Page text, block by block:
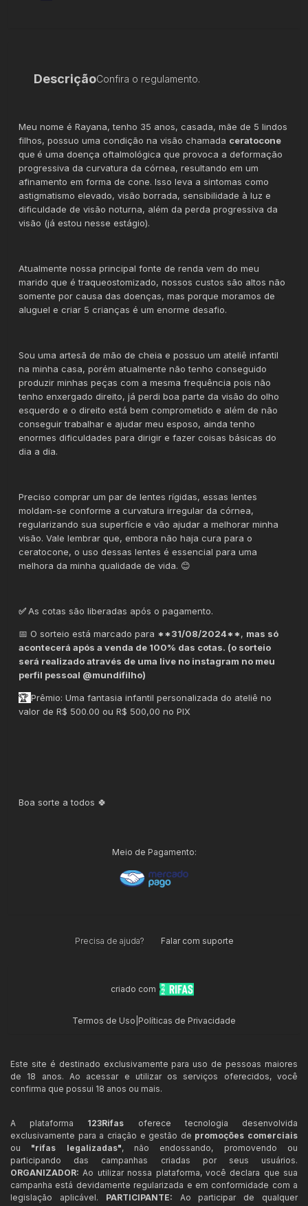
DescriçãoConfira o regulamento.
Meu nome é Rayana, tenho 35 anos, casada, mãe de 5 lindos
filhos, possuo uma condição na visão chamada ceratocone
que é uma doença oftalmológica que provoca a deformação
progressiva da curvatura da córnea, resultando em um
afinamento em forma de cone. Isso leva a sintomas como
astigmatismo elevado, visão borrada, sensibilidade à luz e
dificuldade de visão noturna, além da perda progressiva da
visão (já estou nesse estágio).
Atualmente nossa principal fonte de renda vem do meu
marido que é traqueostomizado, nossos custos são altos não
somente por causa das doenças, mas porque moramos de
aluguel e criar 5 crianças é um enorme desafio.
Sou uma artesã de mão de cheia e possuo um ateliê infantil
na minha casa, porém atualmente não tenho conseguido
produzir minhas peças com a mesma frequência pois não
tenho enxergado direito, já perdi boa parte da visão do olho
esquerdo e o direito está bem comprometido e além de não
conseguir trabalhar e ajudar meu esposo, ainda tenho
enormes dificuldades para dirigir e fazer coisas básicas do
dia a dia.
Preciso comprar um par de lentes rígidas, essas lentes
moldam-se conforme a curvatura irregular da córnea,
regularizando sua superfície e vão ajudar a melhorar minha
visão. Vale lembrar que, embora não haja cura para o
ceratocone, o uso dessas lentes é essencial para uma
melhora da minha qualidade de vida. 😊
✅As cotas são liberadas após o pagamento.
📅 O sorteio está marcado para **31/08/2024**, mas só
acontecerá após a venda de 100% das cotas. (o sorteio
será realizado através de uma live no instagram no meu
perfil pessoal @mundifilho)
🏆Prêmio: Uma fantasia infantil personalizada do ateliê no
valor de R$ 500.00 ou R$ 500,00 no PIX
Boa sorte a todos 🍀
Meio de Pagamento:
Precisa de ajuda? Falar com suporte
criado com
Termos de Uso Políticas de Privacidade
Este site é destinado exclusivamente para uso de pessoas maiores
de 18 anos. Ao acessar e utilizar os serviços oferecidos, você
confirma que possui 18 anos ou mais.
A plataforma 123Rifas oferece tecnologia desenvolvida
exclusivamente para a criação e gestão de promoções comerciais
ou "rifas legalizadas", não endossando, promovendo ou
participando das campanhas criadas por seus usuários.
ORGANIZADOR: Ao utilizar nossa plataforma, você declara que sua
campanha está devidamente regularizada e em conformidade com a
legislação aplicável. PARTICIPANTE: Ao participar de qualquer